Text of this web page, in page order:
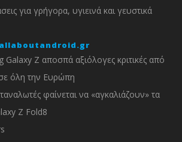
για γρήγορα, υγιεινά και γευστικά
Galaxy Z αποσπά αξιόλογες κριτικές από
όλη την Ευρώπη
φαίνεται να «αγκαλιάζουν» τα
Z Fold8